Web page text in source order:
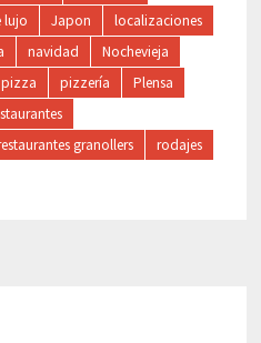
lujo Japon
localizaciones
navidad
Nochevieja
pizza pizzería
Plensa
granollers
rodajes